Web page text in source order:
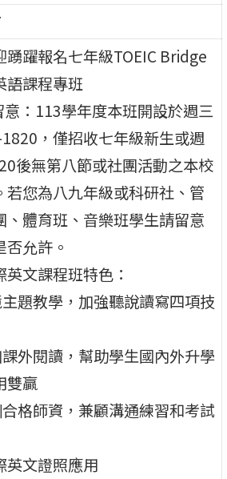
踴躍報名七年級TOEIC Bridge
語課程專班
：113學年度本班開設於週三
，僅招收七年級新生或週
後無第八節或社團活動之本校
若您為八九年級或科研社、管
、體育班、音樂班學生請留意
否允許。
文課程班特色：
題教學，加強聽說讀寫四項技
外閱讀，幫助學⽣國內外升學
雙贏
格師資，兼顧溝通練習和考試
⽂證照應⽤